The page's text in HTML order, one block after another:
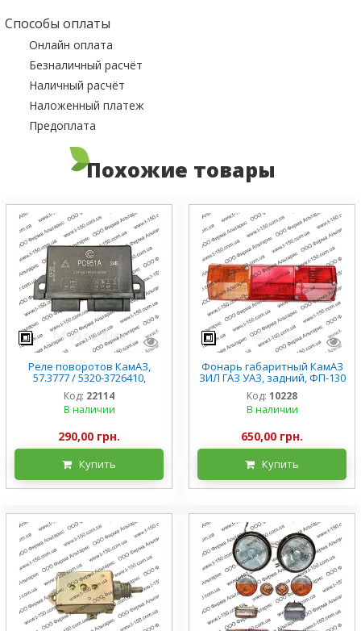
Способы оплаты
Онлайн оплата
Безналичный расчёт
Наличный расчёт
Наложенный платеж
Предоплата
Похожие товары
Реле поворотов КамАЗ,
57.3777 / 5320-3726410,
Код: 22114
В наличии
290,00 грн.
Купить
Фонарь габаритный КамАЗ
ЗИЛ ГАЗ УАЗ, задний, ФП-130
комплект 2 шт
Код: 10228
В наличии
650,00 грн.
Купить